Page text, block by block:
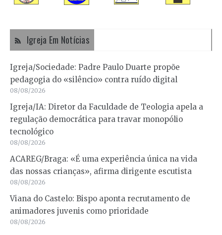
Igreja Em Notícias
Igreja/Sociedade: Padre Paulo Duarte propõe
pedagogia do «silêncio» contra ruído digital
08/08/2026
Igreja/IA: Diretor da Faculdade de Teologia apela a
regulação democrática para travar monopólio
tecnológico
08/08/2026
ACAREG/Braga: «É uma experiência única na vida
das nossas crianças», afirma dirigente escutista
08/08/2026
Viana do Castelo: Bispo aponta recrutamento de
animadores juvenis como prioridade
08/08/2026